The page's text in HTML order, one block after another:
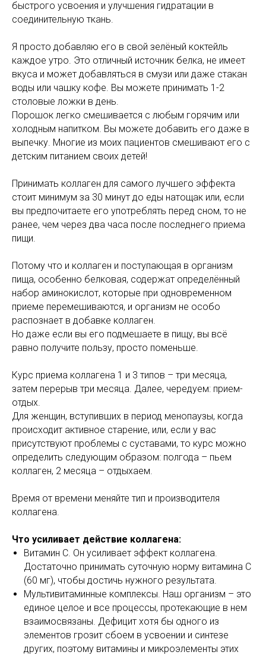
быстрого усвоения и улучшения гидратации в
соединительную ткань.
Я просто добавляю его в свой зелёный коктейль
каждое утро. Это отличный источник белка, не имеет
вкуса и может добавляться в смузи или даже стакан
воды или чашку кофе. Вы можете принимать 1-2
столовые ложки в день.
Порошок легко смешивается с любым горячим или
холодным напитком. Вы можете добавить его даже в
выпечку. Многие из моих пациентов смешивают его с
детским питанием своих детей!
Принимать коллаген для самого лучшего эффекта
стоит минимум за 30 минут до еды натощак или, если
вы предпочитаете его употреблять перед сном, то не
ранее, чем через два часа после последнего приема
пищи.
Потому что и коллаген и поступающая в организм
пища, особенно белковая, содержат определённый
набор аминокислот, которые при одновременном
приеме перемешиваются, и организм не особо
распознает в добавке коллаген.
Но даже если вы его подмешаете в пищу, вы всё
равно получите пользу, просто поменьше.
Курс приема коллагена 1 и 3 типов – три месяца,
затем перерыв три месяца. Далее, чередуем: прием-
отдых.
Для женщин, вступивших в период менопаузы, когда
происходит активное старение, или, если у вас
присутствуют проблемы с суставами, то курс можно
определить следующим образом: полгода – пьем
коллаген, 2 месяца – отдыхаем.
Время от времени меняйте тип и производителя
коллагена.
Что усиливает действие коллагена:
Витамин C. Он усиливает эффект коллагена.
Достаточно принимать суточную норму витамина С
(60 мг), чтобы достичь нужного результата.
Мультивитаминные комплексы. Наш организм – это
единое целое и все процессы, протекающие в нем
взаимосвязаны. Дефицит хотя бы одного из
элементов грозит сбоем в усвоении и синтезе
других, поэтому витамины и микроэлементы этих